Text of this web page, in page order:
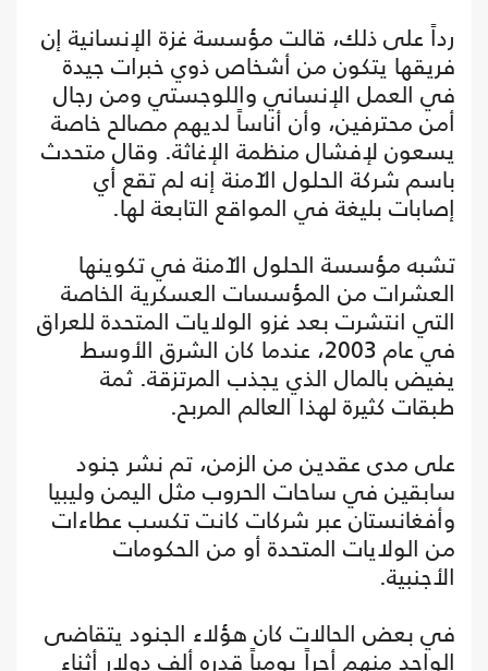
رداً على ذلك، قالت مؤسسة غزة الإنسانية إن
فريقها يتكون من أشخاص ذوي خبرات جيدة
في العمل الإنساني واللوجستي ومن رجال
أمن محترفين، وأن أناساً لديهم مصالح خاصة
يسعون لإفشال منظمة الإغاثة. وقال متحدث
باسم شركة الحلول الآمنة إنه لم تقع أي
إصابات بليغة في المواقع التابعة لها.
تشبه مؤسسة الحلول الآمنة في تكوينها
العشرات من المؤسسات العسكرية الخاصة
التي انتشرت بعد غزو الولايات المتحدة للعراق
في عام 2003، عندما كان الشرق الأوسط
يفيض بالمال الذي يجذب المرتزقة. ثمة
طبقات كثيرة لهذا العالم المربح.
على مدى عقدين من الزمن، تم نشر جنود
سابقين في ساحات الحروب مثل اليمن وليبيا
وأفغانستان عبر شركات كانت تكسب عطاءات
من الولايات المتحدة أو من الحكومات
الأجنبية.
في بعض الحالات كان هؤلاء الجنود يتقاضى
الواحد منهم أجراً يومياً قدره ألف دولار أثناء